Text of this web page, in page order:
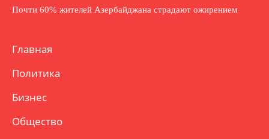
Почти 60% жителей Азербайджана страдают ожирением
Главная
Политика
Бизнес
Общество